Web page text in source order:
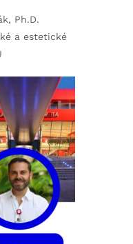
Ph.D.
a estetické